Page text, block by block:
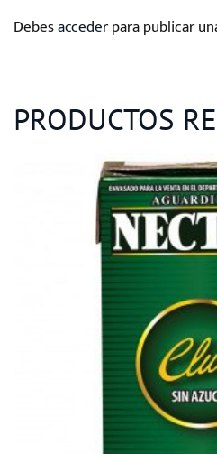
Debesaccederpara publicar
PRODUCTOS